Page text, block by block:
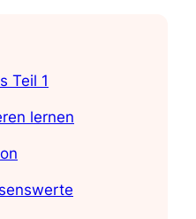
Teil 1
lernen